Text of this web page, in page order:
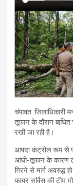
चंपावत
तूफान के दौरान बाधित
रखी जा रही है।
आपदा कंट्रोल रूम से
आंधी-तूफान के कारण
गिरने से मार्ग अवरुद्ध
फायर सर्विस की टीम